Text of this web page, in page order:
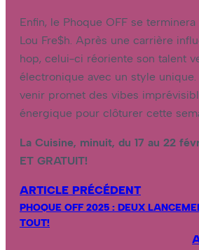
Enfin, le Phoque OFF se
Lou Fre$h. Après une carrière
hop, celui-ci réoriente son talent
électronique avec un style unique.
venir promet des vibes
énergique pour clôturer cette
La Cuisine, minuit, du 17 au 22
ET GRATUIT!
ARTICLE PRÉCÉDENT
PHOQUE OFF 2025 : DEUX
TOUT!